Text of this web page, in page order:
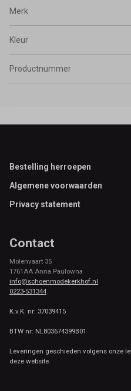
Merk
Kleur
Productnummer
Footer
Bestelling herroepen
Algemene voorwaarden
Privacy statement
Contact
Molenvaart 35
1761AA Anna Paulowna
info@schoenmodekerkhof.nl
0223-531344
K.v.K. nr: 37039415
BTW nr: NL803674399B01
Leveringen geschieden volgens onze
deze website.